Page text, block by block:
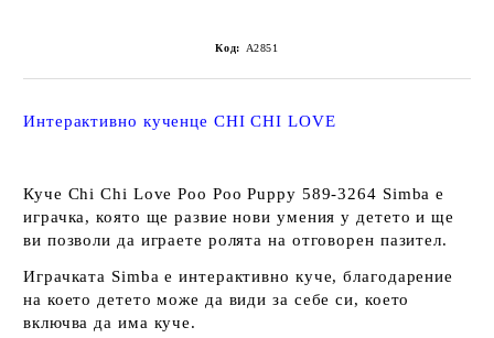
Код: A2851
Интерактивно кученце CHI CHI LOVE
Куче Chi Chi Love Poo Poo Puppy 589-3264 Simba е
играчка, която ще развие нови умения у детето и ще
ви позволи да играете ролята на отговорен пазител.
Играчката Simba е интерактивно куче, благодарение
на което детето може да види за себе си, което
включва да има куче.